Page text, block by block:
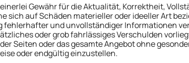
Gewähr für die Aktualität, Korrektheit,
sich auf Schäden materieller oder ideeller Art
fehlerhafter und unvollständiger Informationen
oder grob fahrlässiges Verschulden
Seiten oder das gesamte Angebot ohne
oder endgültig einzustellen.